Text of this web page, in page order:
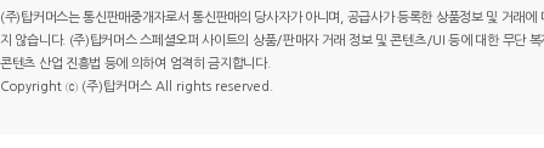
(주)탑커머스는 통신판매중개자로서 통신판매의 당사자가 아니며, 공급사가 등록한 상품정보 및 거래
지 않습니다. (주)탑커머스 스페셜오퍼 사이트의 상품/판매자 거래 정보 및 콘텐츠/UI 등에 대한 무단
콘텐츠 산업 진흥법 등에 의하여 엄격히 금지합니다.
Copyright ⓒ (주)탑커머스 All rights reserved.